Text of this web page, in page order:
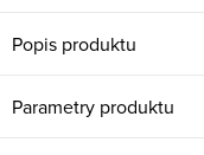
Popis produktu
Parametry produktu